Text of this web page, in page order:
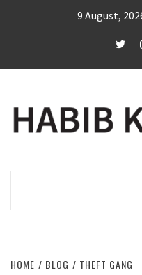
9 August,
HOME BLOG THEFT GANG